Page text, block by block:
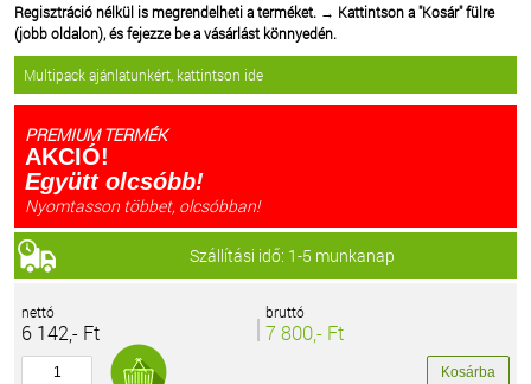
Regisztráció nélkül is megrendelheti a terméket. → Kattintson a "Kosár" fülre
(jobb oldalon), és fejezze be a vásárlást könnyedén.
Multipack ajánlatunkért, kattintson ide
PREMIUM TERMÉK
AKCIÓ!
Együtt olcsóbb!
Nyomtasson többet, olcsóbban!
Szállítási idő: 1-5 munkanap
nettó
6 142,- Ft
bruttó
7 800,- Ft